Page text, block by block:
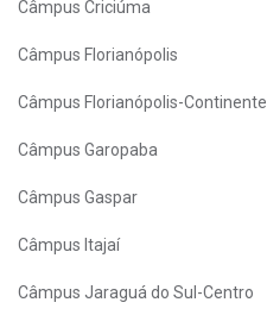
Câmpus Criciúma
Câmpus Florianópolis
Câmpus Florianópolis-Continente
Câmpus Garopaba
Câmpus Gaspar
Câmpus Itajaí
Câmpus Jaraguá do Sul-Centro